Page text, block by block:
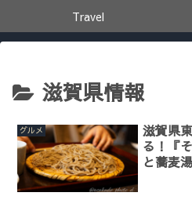
Travel
滋賀県情報
グルメ
滋賀県
る！『
と蕎麦